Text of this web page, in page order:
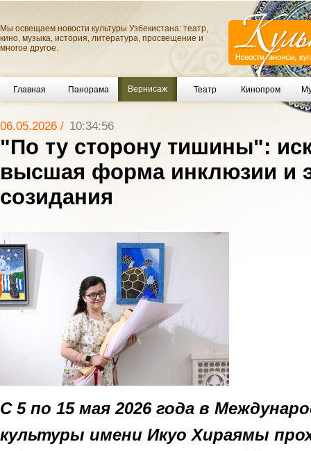
Мы освещаем новости культуры Узбекистана: театр,
кино, музыка, история, литература, просвещение и
многое другое.
Главная Панорама Вернисаж Театр Кинопром
06.05.2026 / 10:34:56
"По ту сторону тишины":
высшая форма инклюзии и
созидания
С 5 по 15 мая 2026 года в
культуры имени Икуо Хираямы